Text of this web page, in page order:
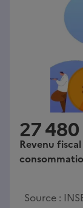
27
Revenu
Source :